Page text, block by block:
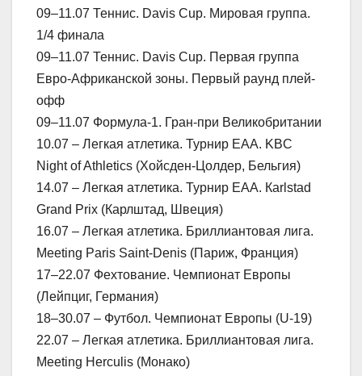
09–11.07 Теннис. Davis Cup. Мировая группа.
1/4 финала
09–11.07 Теннис. Davis Cup. Первая группа
Евро-Африканской зоны. Первый раунд плей-
офф
09–11.07 Формула-1. Гран-при Великобритании
10.07 – Легкая атлетика. Турнир ЕАА. KBC
Night of Athletics (Хойсден-Цолдер, Бельгия)
14.07 – Легкая атлетика. Турнир ЕАА. Кarlstad
Grand Prix (Карлштад, Швеция)
16.07 – Легкая атлетика. Бриллиантовая лига.
Meeting Paris Saint-Denis (Париж, Франция)
17–22.07 Фехтование. Чемпионат Европы
(Лейпциг, Германия)
18–30.07 – Футбол. Чемпионат Европы (U-19)
22.07 – Легкая атлетика. Бриллиантовая лига.
Meeting Herculis (Монако)